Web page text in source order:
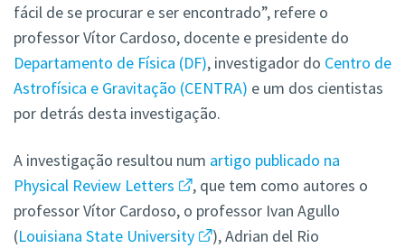
fácil de se procurar e ser encontrado”, refere o
professor Vítor Cardoso, docente e presidente do
Departamento de Física (DF), investigador do Centro de
Astrofísica e Gravitação (CENTRA) e um dos cientistas
por detrás desta investigação.
A investigação resultou num artigo publicado na
Physical Review Letters
, que tem como autores o
professor Vítor Cardoso, o professor Ivan Agullo
(Louisiana State University
), Adrian del Rio